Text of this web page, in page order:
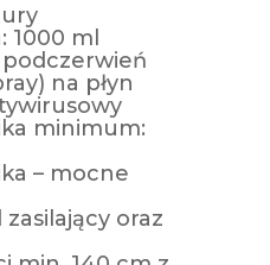
1000 ml
na płyn
minimum:
– mocne
oraz